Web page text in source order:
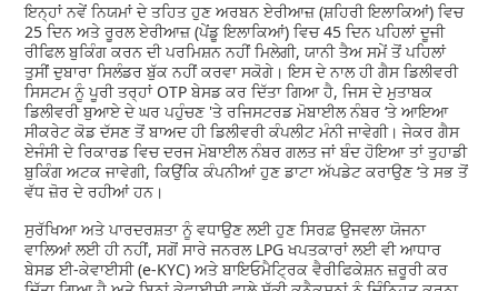
ਇਨ੍ਹਾਂ ਨਵੇਂ ਨਿਯਮਾਂ ਦੇ ਤਹਿਤ ਹੁਣ ਅਰਬਨ ਏਰੀਆਜ਼ (ਸ਼ਹਿਰੀ ਇਲਾਕਿਆਂ) ਵਿਚ
25 ਦਿਨ ਅਤੇ ਰੂਰਲ ਏਰੀਆਜ਼ (ਪੇਂਡੂ ਇਲਾਕਿਆਂ) ਵਿਚ 45 ਦਿਨ ਪਹਿਲਾਂ ਦੂਜੀ
ਰੀਫਿਲ ਬੁਕਿੰਗ ਕਰਨ ਦੀ ਪਰਮਿਸ਼ਨ ਨਹੀਂ ਮਿਲੇਗੀ, ਯਾਨੀ ਤੈਅ ਸਮੇਂ ਤੋਂ ਪਹਿਲਾਂ
ਤੁਸੀਂ ਦੁਬਾਰਾ ਸਿਲੰਡਰ ਬੁੱਕ ਨਹੀਂ ਕਰਵਾ ਸਕੋਗੇ। ਇਸ ਦੇ ਨਾਲ ਹੀ ਗੈਸ ਡਿਲੀਵਰੀ
ਸਿਸਟਮ ਨੂੰ ਪੂਰੀ ਤਰ੍ਹਾਂ OTP ਬੇਸਡ ਕਰ ਦਿੱਤਾ ਗਿਆ ਹੈ, ਜਿਸ ਦੇ ਮੁਤਾਬਕ
ਡਿਲੀਵਰੀ ਬੁਆਏ ਦੇ ਘਰ ਪਹੁੰਚਣ 'ਤੇ ਰਜਿਸਟਰਡ ਮੋਬਾਈਲ ਨੰਬਰ ‘ਤੇ ਆਇਆ
ਸੀਕਰੇਟ ਕੋਡ ਦੱਸਣ ਤੋਂ ਬਾਅਦ ਹੀ ਡਿਲੀਵਰੀ ਕੰਪਲੀਟ ਮੰਨੀ ਜਾਵੇਗੀ। ਜੇਕਰ ਗੈਸ
ਏਜੰਸੀ ਦੇ ਰਿਕਾਰਡ ਵਿਚ ਦਰਜ ਮੋਬਾਈਲ ਨੰਬਰ ਗਲਤ ਜਾਂ ਬੰਦ ਹੋਇਆ ਤਾਂ ਤੁਹਾਡੀ
ਬੁਕਿੰਗ ਅਟਕ ਜਾਵੇਗੀ, ਕਿਉਂਕਿ ਕੰਪਨੀਆਂ ਹੁਣ ਡਾਟਾ ਅੱਪਡੇਟ ਕਰਾਉਣ ‘ਤੇ ਸਭ ਤੋਂ
ਵੱਧ ਜ਼ੋਰ ਦੇ ਰਹੀਆਂ ਹਨ।
ਸੁਰੱਖਿਆ ਅਤੇ ਪਾਰਦਰਸ਼ਤਾ ਨੂੰ ਵਧਾਉਣ ਲਈ ਹੁਣ ਸਿਰਫ਼ ਉਜਵਲਾ ਯੋਜਨਾ
ਵਾਲਿਆਂ ਲਈ ਹੀ ਨਹੀਂ, ਸਗੋਂ ਸਾਰੇ ਜਨਰਲ LPG ਖਪਤਕਾਰਾਂ ਲਈ ਵੀ ਆਧਾਰ
ਬੇਸਡ ਈ-ਕੇਵਾਈਸੀ (e-KYC) ਅਤੇ ਬਾਇਓਮੈਟ੍ਰਿਕ ਵੈਰੀਫਿਕੇਸ਼ਨ ਜ਼ਰੂਰੀ ਕਰ